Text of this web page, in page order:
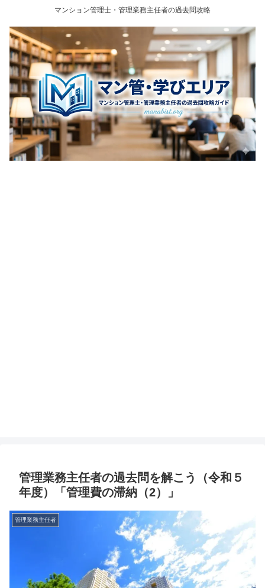
マンション管理士・管理業務主任者の過去問攻略
管理業務主任者の過去問を解こう（令和５
年度）「管理費の滞納（2）」
管理業務主任者